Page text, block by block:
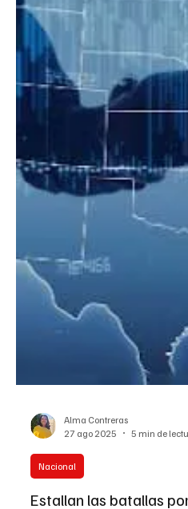
EL INFORMADOR DEL VALLE
25 sept 2025
Nacional
Celebra este Mes de
destacando las ricas
sostenibles
latinoamericanas.
Celebra este Mes de la
tradiciones y las prácticas
culturas latinoamericanas.